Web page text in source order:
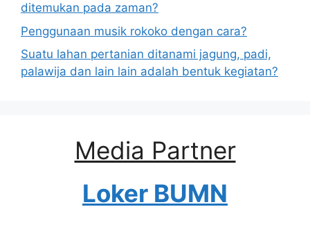
ditemukan pada zaman?
Penggunaan musik rokoko dengan cara?
Suatu lahan pertanian ditanami jagung, padi,
palawija dan lain lain adalah bentuk kegiatan?
Media Partner
Loker BUMN